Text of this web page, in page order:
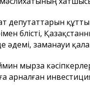
депутаттарын
бөлісті,
әдемі, заманауи қала
мырза
арналған